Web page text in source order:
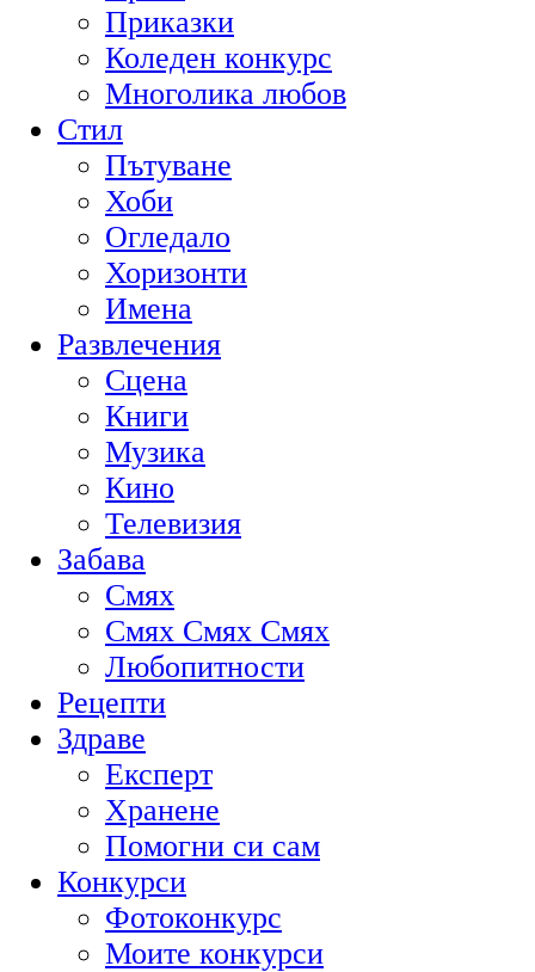
Приказки
Коледен конкурс
Многолика любов
Стил
Пътуване
Хоби
Огледало
Хоризонти
Имена
Развлечения
Сцена
Книги
Музика
Кино
Телевизия
Забава
Смях
Смях Смях Смях
Любопитности
Рецепти
Здраве
Експерт
Хранене
Помогни си сам
Конкурси
Фотоконкурс
Моите конкурси